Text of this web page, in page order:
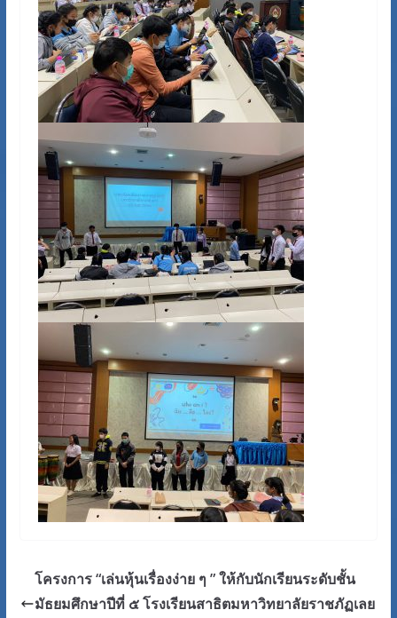
โครงการ “เล่นหุ้นเรื่องง่าย ๆ ” ให้กับนักเรียนระดับชั้น
มัธยมศึกษาปีที่ ๕ โรงเรียนสาธิตมหาวิทยาลัยราชภัฏเลย